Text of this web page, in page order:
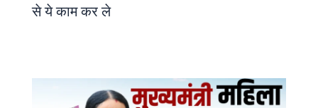
से ये काम कर ले